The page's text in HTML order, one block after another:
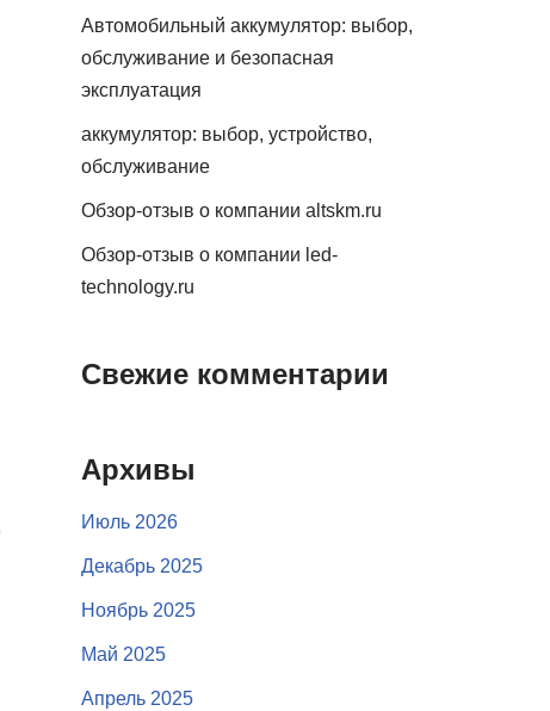
Автомобильный аккумулятор: выбор,
обслуживание и безопасная
эксплуатация
аккумулятор: выбор, устройство,
обслуживание
Обзор-отзыв о компании altskm.ru
Обзор-отзыв о компании led-
technology.ru
Свежие комментарии
Архивы
Июль 2026
Декабрь 2025
Ноябрь 2025
Май 2025
Апрель 2025